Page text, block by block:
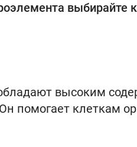
выбирайте
высоким
помогает клеткам